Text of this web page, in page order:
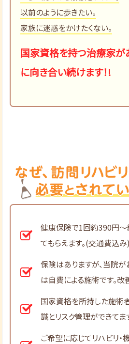
以前のように歩きたい。
家族に迷惑をかけたくない。
国家資格を持つ治療家が
に向き合い続けます！!
健康保険で1回約390円
てもらえます。(交通費込み)
保険はありますが、当院
は自費による施術です。改
国家資格を所持した施術
識とリスク管理ができてま
ご希望に応じてリハビリ・